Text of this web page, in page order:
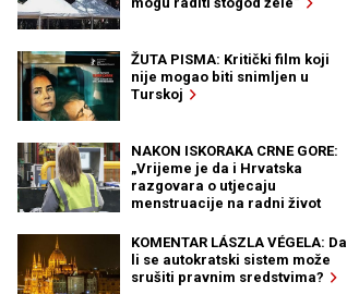
ŽUTA PISMA: Kritički film koji
nije mogao biti snimljen u
Turskoj
NAKON ISKORAKA CRNE GORE:
„Vrijeme je da i Hrvatska
razgovara o utjecaju
menstruacije na radni život
KOMENTAR LÁSZLA VÉGELA: Da
li se autokratski sistem može
srušiti pravnim sredstvima?